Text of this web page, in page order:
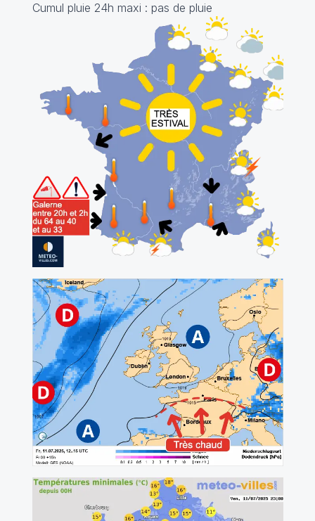
Cumul pluie 24h maxi : pas de pluie